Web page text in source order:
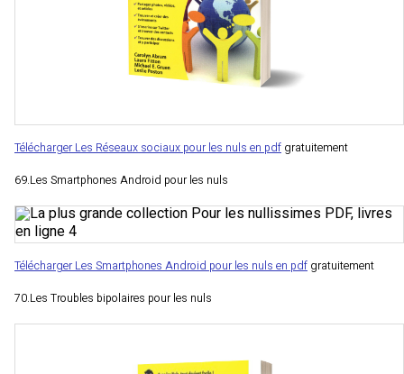
Télécharger Les Réseaux sociaux pour les nuls en pdf gratuitement
69.Les Smartphones Android pour les nuls
Télécharger Les Smartphones Android pour les nuls en pdf gratuitement
70.Les Troubles bipolaires pour les nuls